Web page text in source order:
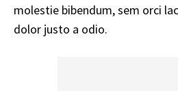
molestie bibendum, sem orci
dolor justo a odio.